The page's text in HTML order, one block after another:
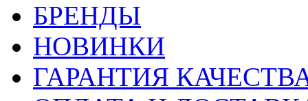
БРЕНДЫ
НОВИНКИ
ГАРАНТИЯ